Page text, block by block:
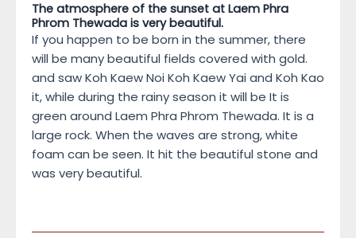
The atmosphere of the sunset at Laem Phra
Phrom Thewada is very beautiful.
If you happen to be born in the summer, there
will be many beautiful fields covered with gold.
and saw Koh Kaew Noi Koh Kaew Yai and Koh Kao
it, while during the rainy season it will be It is
green around Laem Phra Phrom Thewada. It is a
large rock. When the waves are strong, white
foam can be seen. It hit the beautiful stone and
was very beautiful.